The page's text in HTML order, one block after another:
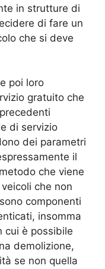
in strutture di
di fare un
che si deve
poi loro
gratuito che
di servizio
dei parametri
il
che viene
che non
componenti
insomma
cui è possibile
demolizione,
se non quella